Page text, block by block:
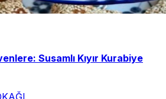
Susamlı Kıyır Kurabiye